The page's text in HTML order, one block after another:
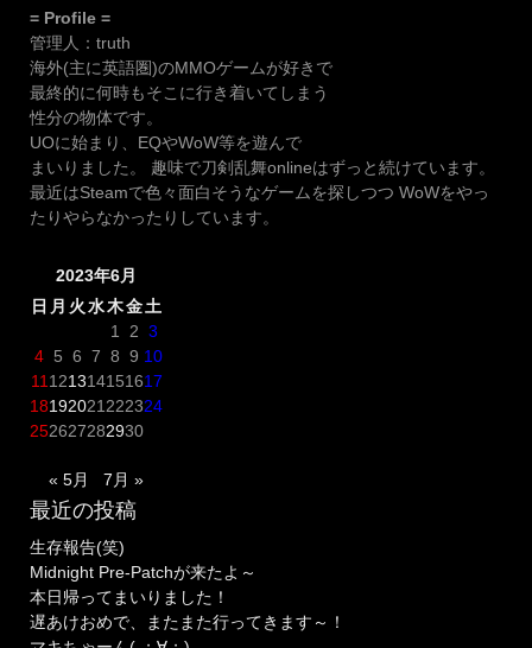
= Profile =
管理人：truth
海外(主に英語圏)のMMOゲームが好きで
最終的に何時もそこに行き着いてしまう
性分の物体です。
UOに始まり、EQやWoW等を遊んで
まいりました。 趣味で刀剣乱舞onlineはずっと続けています。
最近はSteamで色々面白そうなゲームを探しつつ WoWをやっ
たりやらなかったりしています。
2023年6月
日 月 火水木金土
1
2 3
4 5 6 7 8 9 10
11 121314151617
18192021 222324
252627282930
« 5月 7月 »
最近の投稿
生存報告(笑)
Midnight Pre-Patchが来たよ～
本日帰ってまいりました！
遅あけおめで、またまた行ってきます～！